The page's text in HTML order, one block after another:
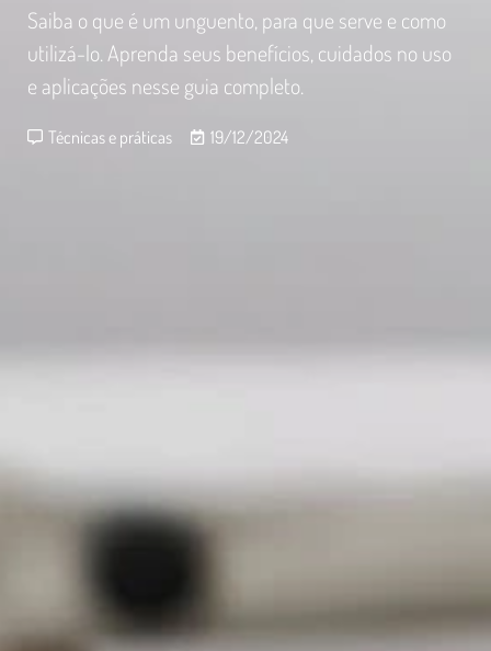
Saiba o que é um unguento, para que serve e como
utilizá-lo. Aprenda seus benefícios, cuidados no uso
e aplicações nesse guia completo.
Técnicas e práticas 19/12/2024